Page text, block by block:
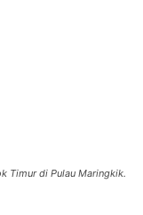
Timur di Pulau Maringkik.